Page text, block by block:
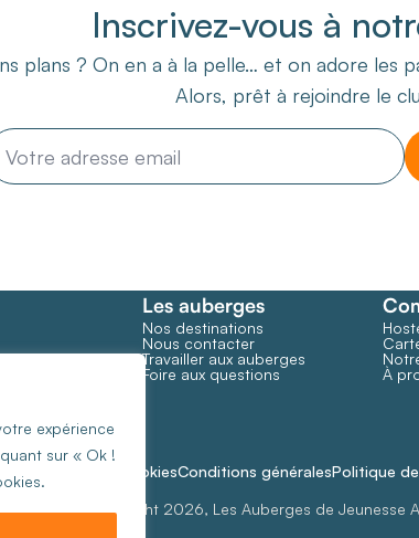
Inscrivez-vous à
plans ? On en a à la pelle… et on adore les
Alors, prêt à rejoindre le
Les auberges
Nos destinations
Nous contacter
Travailler aux auberges
Foire aux questions
À
Politique de cookiesConditions généralesPolitique
© Copyright 2026, Les Auberges de Jeunesse
expérience
sur « Ok !